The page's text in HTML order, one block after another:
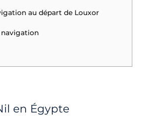
au départ de Louxor
navigation
en Égypte